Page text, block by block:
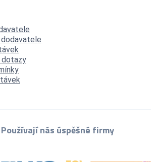
dotazy
Používají nás úspěšné firmy